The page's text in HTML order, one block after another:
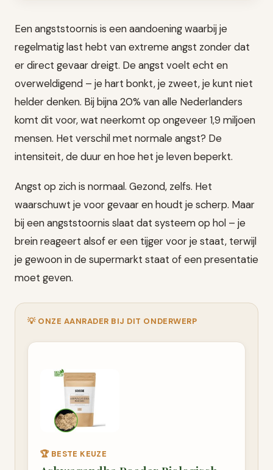
Een angststoornis is een aandoening waarbij je
regelmatig last hebt van extreme angst zonder dat
er direct gevaar dreigt. De angst voelt echt en
overweldigend – je hart bonkt, je zweet, je kunt niet
helder denken. Bij bijna 20% van alle Nederlanders
komt dit voor, wat neerkomt op ongeveer 1,9 miljoen
mensen. Het verschil met normale angst? De
intensiteit, de duur en hoe het je leven beperkt.
Angst op zich is normaal. Gezond, zelfs. Het
waarschuwt je voor gevaar en houdt je scherp. Maar
bij een angststoornis slaat dat systeem op hol – je
brein reageert alsof er een tijger voor je staat, terwijl
je gewoon in de supermarkt staat of een presentatie
moet geven.
💡 ONZE AANRADER BIJ DIT ONDERWERP
🏆 BESTE KEUZE